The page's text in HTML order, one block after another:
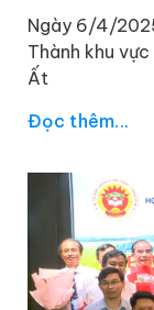
Ngày 6/4/
Thành khu
Ất
Đọc thêm...